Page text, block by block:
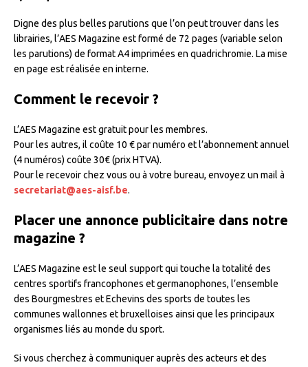
Digne des plus belles parutions que l’on peut trouver dans les
librairies, l’AES Magazine est formé de 72 pages (variable selon
les parutions) de format A4 imprimées en quadrichromie. La mise
en page est réalisée en interne.
Comment le recevoir ?
L’AES Magazine est gratuit pour les membres.
Pour les autres, il coûte 10 € par numéro et l’abonnement annuel
(4 numéros) coûte 30€ (prix HTVA).
Pour le recevoir chez vous ou à votre bureau, envoyez un mail à
secretariat@aes-aisf.be.
Placer une annonce publicitaire dans notre
magazine ?
L’AES Magazine est le seul support qui touche la totalité des
centres sportifs francophones et germanophones, l’ensemble
des Bourgmestres et Echevins des sports de toutes les
communes wallonnes et bruxelloises ainsi que les principaux
organismes liés au monde du sport.
Si vous cherchez à communiquer auprès des acteurs et des